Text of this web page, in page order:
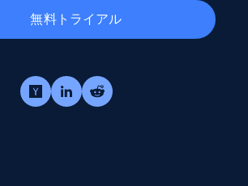
無料トライアル